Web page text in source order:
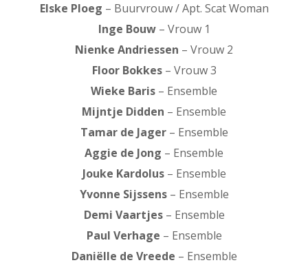
Elske Ploeg – Buurvrouw / Apt. Scat Woman
Inge Bouw– Vrouw 1
Nienke Andriessen – Vrouw 2
Floor Bokkes– Vrouw 3
Wieke Baris – Ensemble
Mijntje Didden – Ensemble
Tamar de Jager– Ensemble
Aggie de Jong – Ensemble
Jouke Kardolus– Ensemble
Yvonne Sijssens– Ensemble
Demi Vaartjes– Ensemble
Paul Verhage – Ensemble
Daniëlle de Vreede – Ensemble